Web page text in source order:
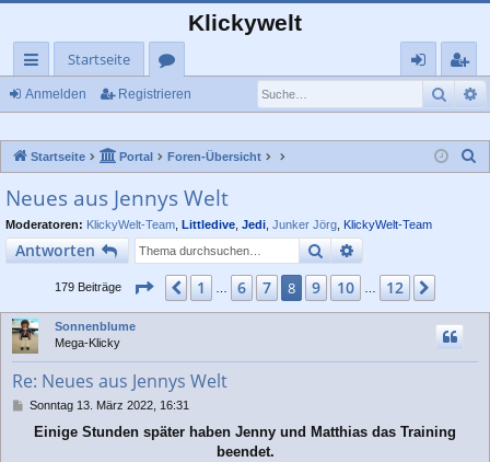
Klickywelt
ch
llz
ug
rif
f
Startseite
or
n
eg
rie
Anmelden Registrieren
Startseite Portal Foren-Übersicht
Neues aus Jennys Welt
Moderatoren: KlickyWelt-Team Littledive Jedi Junker Jörg KlickyWelt-Team
Antworten SucheErweiterte Suche
179 Beiträge Seite8von12
Vorherige
1 6 7 8 9 10 12
Sonnenblume
Mega-Klicky
Re: Neues aus Jennys Welt
BSonntag 13. März 2022, 16:31
Einige Stunden später haben Jenny und Matthias das Training
beendet.